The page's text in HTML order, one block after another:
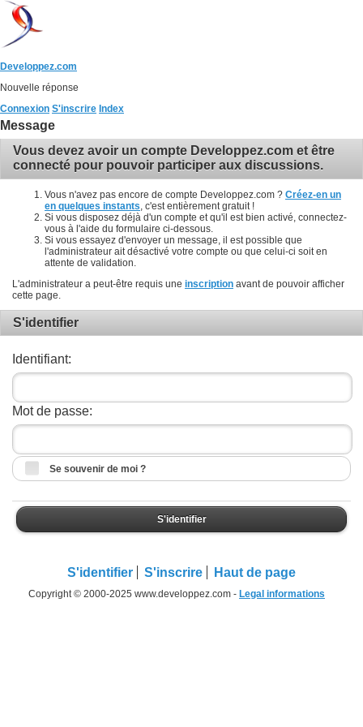
Developpez.com
Nouvelle réponse
Connexion S'inscrire Index
Message
Vous devez avoir un compte Developpez.com et être
connecté pour pouvoir participer aux discussions.
Vous n'avez pas encore de compte Developpez.com ? Créez-en un
en quelques instants , c'est entièrement gratuit !
Si vous disposez déjà d'un compte et qu'il est bien activé, connectez-
vous à l'aide du formulaire ci-dessous.
Si vous essayez d'envoyer un message, il est possible que
l'administrateur ait désactivé votre compte ou que celui-ci soit en
attente de validation.
L'administrateur a peut-être requis une inscription avant de pouvoir afficher
cette page.
S'identifier
Identifiant:
Mot de passe:
Se souvenir de moi ?
S'identifier
S'identifier S'inscrire Haut de page
Copyright © 2000-2025 www.developpez.com - Legal informations